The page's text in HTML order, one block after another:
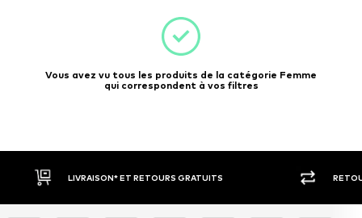
Vous avez vu tous les produits de la catégorie Femme
qui correspondent à vos filtres
LIVRAISON* ET RETOURS GRATUITS